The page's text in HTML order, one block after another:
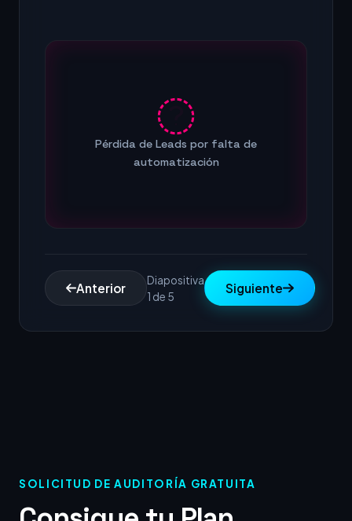
Pérdida de Leads por falta de
automatización
Anterior
Diapositiva
1 de 5
Siguiente
SOLICITUD DE AUDITORÍA GRATUITA